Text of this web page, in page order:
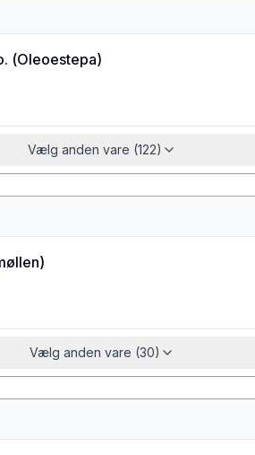
(Oleoestepa)
Vælg anden vare (122)
)
Vælg anden vare (30)